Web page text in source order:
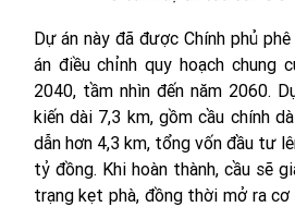
Dự án này đã được Chính phủ
án điều chỉnh quy hoạch chung
2040, tầm nhìn đến năm 2060.
kiến dài 7,3 km, gồm cầu chính
dẫn hơn 4,3 km, tổng vốn đầu tư
tỷ đồng. Khi hoàn thành, cầu sẽ
trạng kẹt phà, đồng thời mở ra